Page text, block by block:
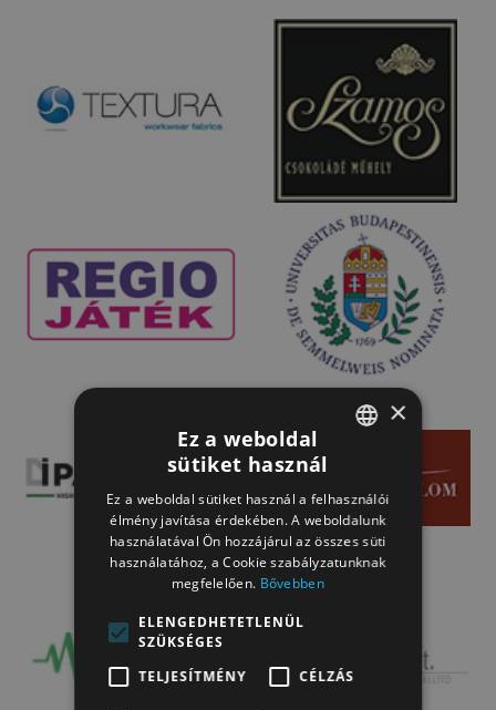
HUNGARIAN
HUNGARIAN
×
Ez a weboldal
sütiket használ
Ez a weboldal sütiket használ a felhasználói
élmény javítása érdekében. A weboldalunk
használatával Ön hozzájárul az összes süti
használatához, a Cookie szabályzatunknak
megfelelően. Bővebben
ELENGEDHETETLENÜL
SZÜKSÉGES
TELJESÍTMÉNY
CÉLZÁS